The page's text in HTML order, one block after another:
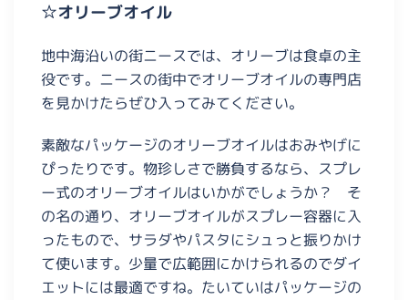
☆オリーブオイル
地中海沿いの街ニースでは、オリーブは食卓の主
役です。ニースの街中でオリーブオイルの専門店
を見かけたらぜひ入ってみてください。
素敵なパッケージのオリーブオイルはおみやげに
ぴったりです。物珍しさで勝負するなら、スプレ
ー式のオリーブオイルはいかがでしょうか？ そ
の名の通り、オリーブオイルがスプレー容器に入
ったもので、サラダやパスタにシュっと振りかけ
て使います。少量で広範囲にかけられるのでダイ
エットには最適ですね。たいていはパッケージの